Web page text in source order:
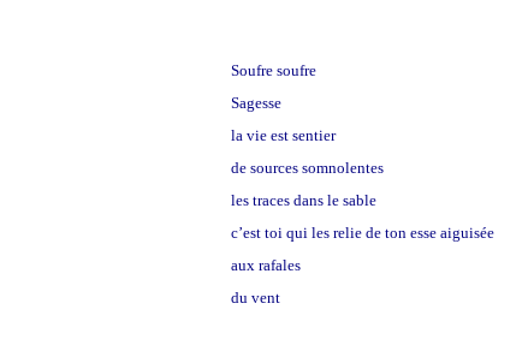
Soufre soufre
Sagesse
la vie est sentier
de sources somnolentes
les traces dans le sable
c’est toi qui les relie de ton esse aiguisée
aux rafales
du vent